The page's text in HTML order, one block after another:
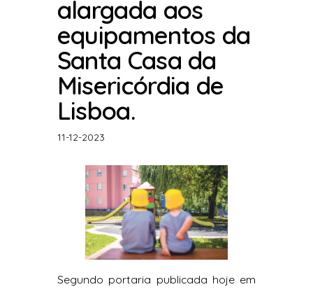
alargada aos
equipamentos da
Santa Casa da
Misericórdia de
Lisboa.
11-12-2023
Segundo portaria publicada hoje em